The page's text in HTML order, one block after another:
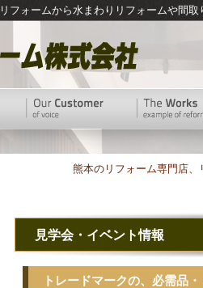
フォームから水まわりリフォームや間
熊本のリフォーム専門店、
見学会・イベント情報
トレードマークの、必需品・